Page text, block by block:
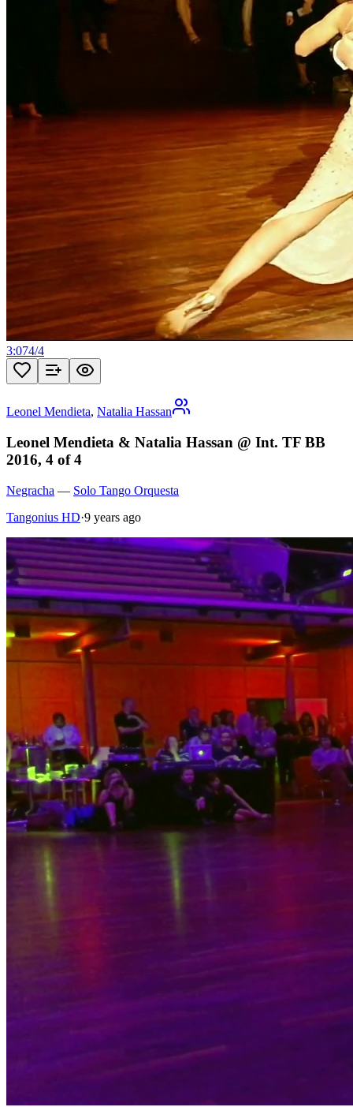
3:074/4
Leonel Mendieta, Natalia Hassan
Leonel Mendieta & Natalia Hassan @ Int. TF BB
2016, 4 of 4
Negracha — Solo Tango Orquesta
Tangonius HD·9 years ago